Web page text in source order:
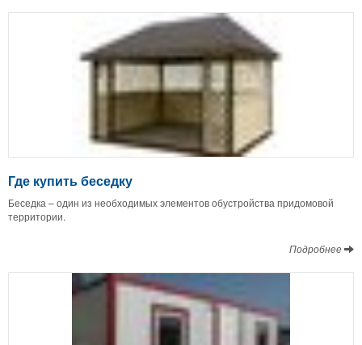
Где купить беседку
Беседка – один из необходимых элементов обустройства придомовой
территории.
Подробнее